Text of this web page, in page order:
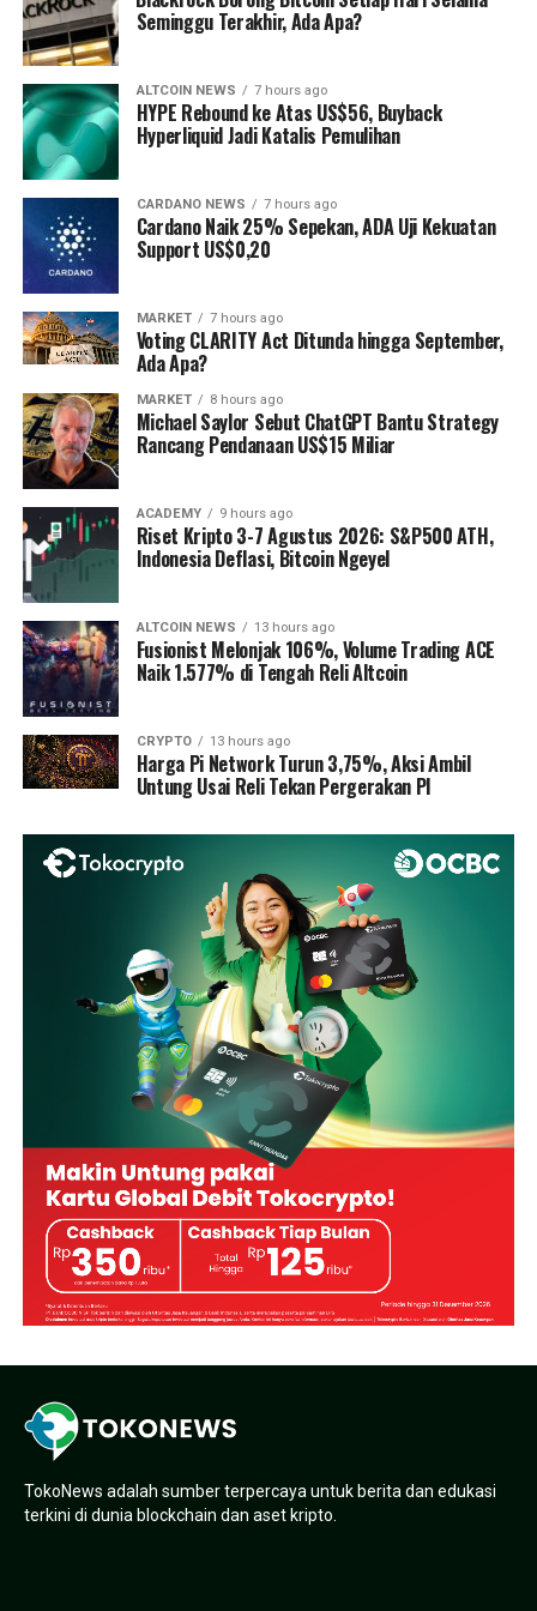
Seminggu Terakhir, Ada Apa?
ALTCOIN NEWS 7 hours ago
HYPE Rebound ke Atas US$56, Buyback
Hyperliquid Jadi Katalis Pemulihan
CARDANO NEWS 7 hours ago
Cardano Naik 25% Sepekan, ADA Uji Kekuatan
Support US$0,20
MARKET 7 hours ago
Voting CLARITY Act Ditunda hingga September,
Ada Apa?
MARKET 8 hours ago
Michael Saylor Sebut ChatGPT Bantu Strategy
Rancang Pendanaan US$15 Miliar
ACADEMY 9 hours ago
Riset Kripto 3-7 Agustus 2026: S&P500 ATH,
Indonesia Deflasi, Bitcoin Ngeyel
ALTCOIN NEWS 13 hours ago
Fusionist Melonjak 106%, Volume Trading ACE
Naik 1.577% di Tengah Reli Altcoin
CRYPTO 13 hours ago
Harga Pi Network Turun 3,75%, Aksi Ambil
Untung Usai Reli Tekan Pergerakan PI
TokoNews adalah sumber terpercaya untuk berita dan edukasi
terkini di dunia blockchain dan aset kripto.